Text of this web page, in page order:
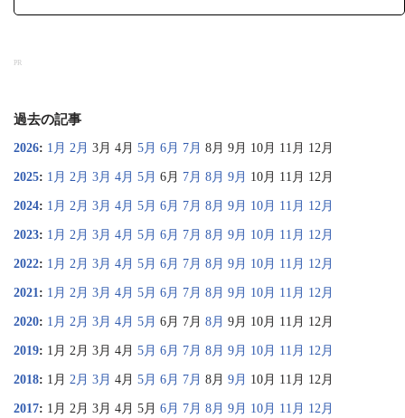
PR
過去の記事
2026: 1月 2月 3月 4月 5月 6月 7月 8月 9月 10月 11月 12月
2025: 1月 2月 3月 4月 5月 6月 7月 8月 9月 10月 11月 12月
2024: 1月 2月 3月 4月 5月 6月 7月 8月 9月 10月 11月 12月
2023: 1月 2月 3月 4月 5月 6月 7月 8月 9月 10月 11月 12月
2022: 1月 2月 3月 4月 5月 6月 7月 8月 9月 10月 11月 12月
2021 : 1月 2月 3月 4月 5月 6月 7月 8月 9月 10月 11月 12月
2020: 1月 2月 3月 4月 5月 6月 7月 8月 9月 10月 11月 12月
2019: 1月 2月 3月 4月 5月 6月 7月 8月 9月 10月 11月 12月
2018: 1月 2月 3月 4月 5月 6月 7月 8月 9月 10月 11月 12月
2017: 1月 2月 3月 4月 5月 6月 7月 8月 9月 10月 11月 12月